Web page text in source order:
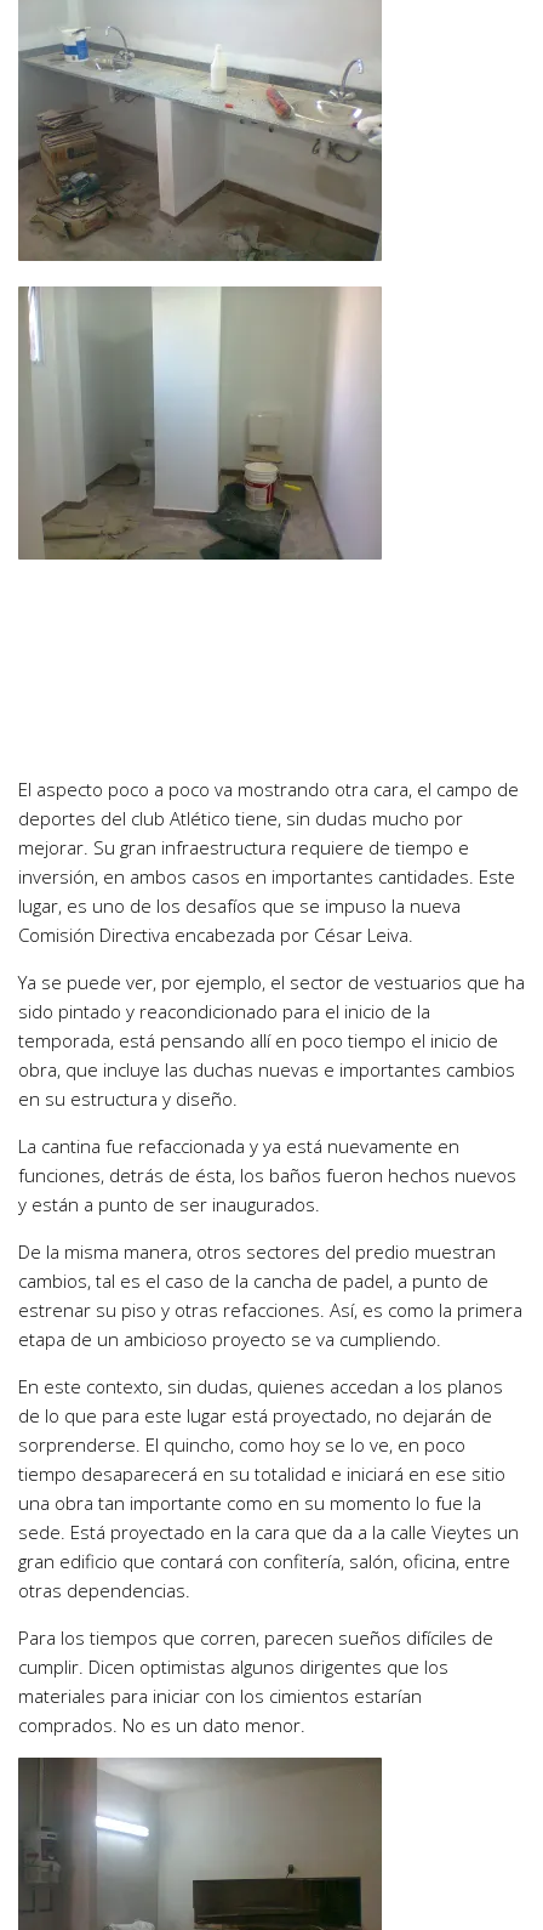
El aspecto poco a poco va mostrando otra cara, el campo de
deportes del club Atlético tiene, sin dudas mucho por
mejorar. Su gran infraestructura requiere de tiempo e
inversión, en ambos casos en importantes cantidades. Este
lugar, es uno de los desafíos que se impuso la nueva
Comisión Directiva encabezada por César Leiva.
Ya se puede ver, por ejemplo, el sector de vestuarios que ha
sido pintado y reacondicionado para el inicio de la
temporada, está pensando allí en poco tiempo el inicio de
obra, que incluye las duchas nuevas e importantes cambios
en su estructura y diseño.
La cantina fue refaccionada y ya está nuevamente en
funciones, detrás de ésta, los baños fueron hechos nuevos
y están a punto de ser inaugurados.
De la misma manera, otros sectores del predio muestran
cambios, tal es el caso de la cancha de padel, a punto de
estrenar su piso y otras refacciones. Así, es como la primera
etapa de un ambicioso proyecto se va cumpliendo.
En este contexto, sin dudas, quienes accedan a los planos
de lo que para este lugar está proyectado, no dejarán de
sorprenderse. El quincho, como hoy se lo ve, en poco
tiempo desaparecerá en su totalidad e iniciará en ese sitio
una obra tan importante como en su momento lo fue la
sede. Está proyectado en la cara que da a la calle Vieytes un
gran edificio que contará con confitería, salón, oficina, entre
otras dependencias.
Para los tiempos que corren, parecen sueños difíciles de
cumplir. Dicen optimistas algunos dirigentes que los
materiales para iniciar con los cimientos estarían
comprados. No es un dato menor.